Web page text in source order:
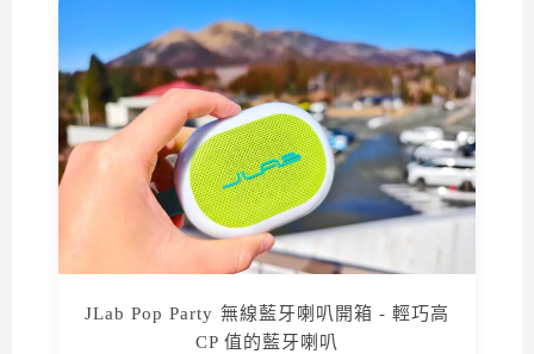
JLab Pop Party 無線藍牙喇叭開箱 - 輕巧高
CP 值的藍牙喇叭